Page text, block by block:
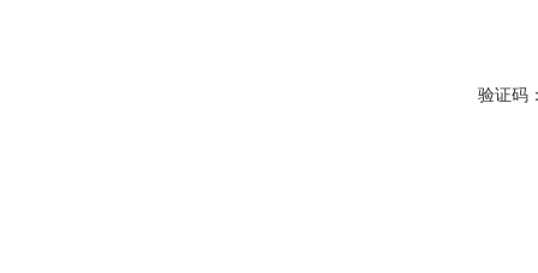
验证码